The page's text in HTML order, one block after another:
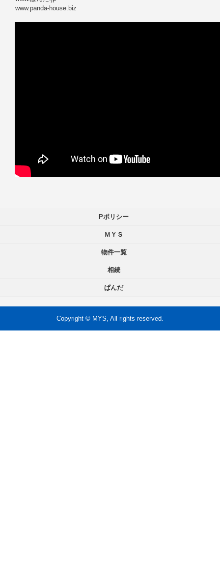
www.panda-house.biz
Pポリシー
ＭＹＳ
物件一覧
相続
ぱんだ
Copyright © MYS, All rights reserved.